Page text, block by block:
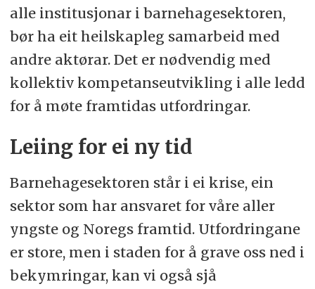
alle institusjonar i barnehagesektoren,
bør ha eit heilskapleg samarbeid med
andre aktørar. Det er nødvendig med
kollektiv kompetanseutvikling i alle ledd
for å møte framtidas utfordringar.
Leiing for ei ny tid
Barnehagesektoren står i ei krise, ein
sektor som har ansvaret for våre aller
yngste og Noregs framtid. Utfordringane
er store, men i staden for å grave oss ned i
bekymringar, kan vi også sjå